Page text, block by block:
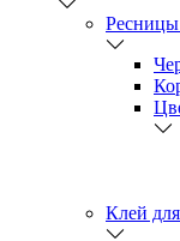
Ресницы
Клей